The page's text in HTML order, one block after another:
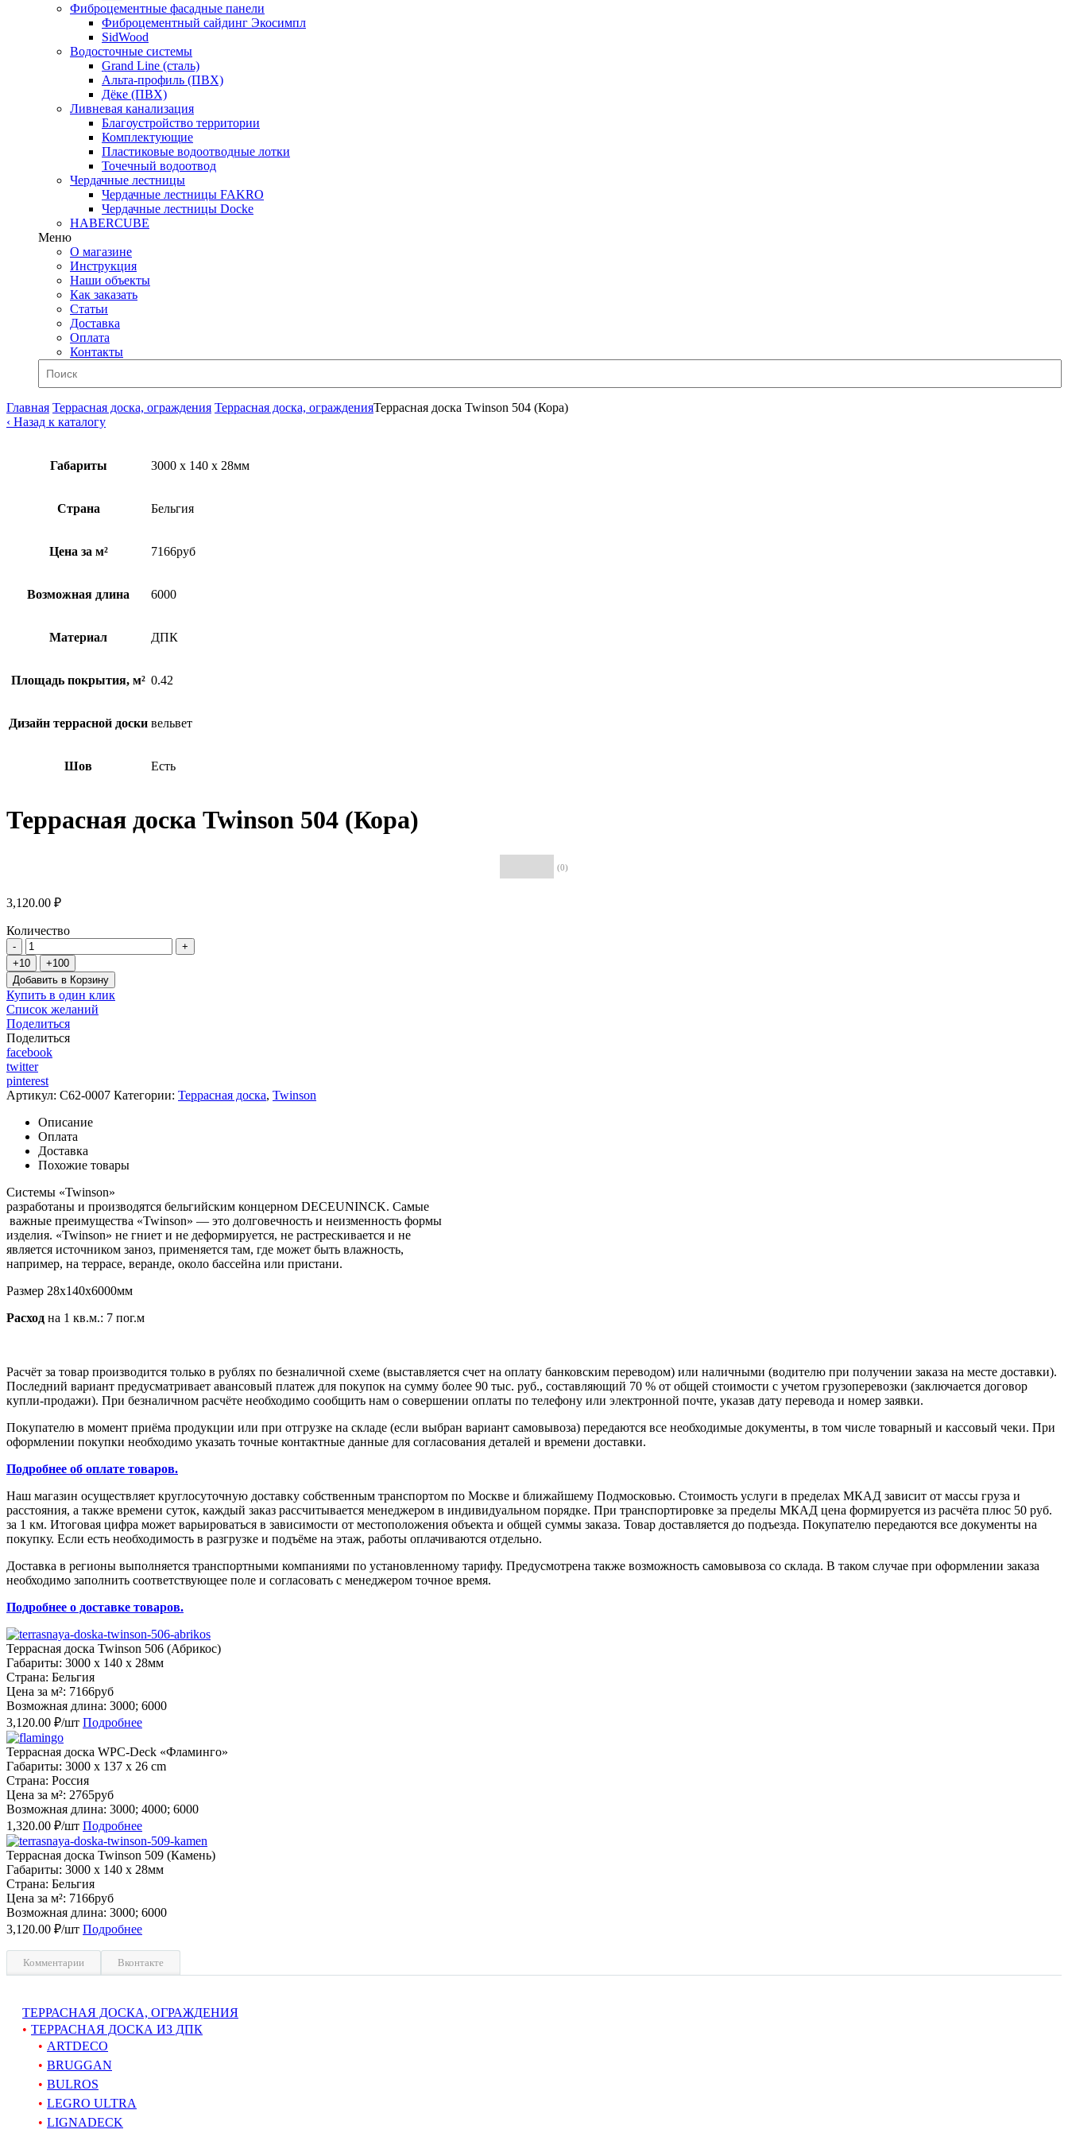
Фиброцементные фасадные панели
Фиброцементный сайдинг Экосимпл
SidWood
Водосточные системы
Grand Line (сталь)
Альта-профиль (ПВХ)
Дёке (ПВХ)
Ливневая канализация
Благоустройство территории
Комплектующие
Пластиковые водоотводные лотки
Точечный водоотвод
Чердачные лестницы
Чердачные лестницы FAKRO
Чердачные лестницы Docke
HABERCUBE
Меню
О магазине
Инструкция
Наши объекты
Как заказать
Статьи
Доставка
Оплата
Контакты
Главная Террасная доска, ограждения Террасная доска, огражденияТеррасная доска Twinson 504 (Кора)
‹ Назад к каталогу
Габариты 3000 x 140 x 28мм
Страна Бельгия
Цена за м² 7166руб
Возможная длина 6000
Материал ДПК
Площадь покрытия, м² 0.42
Дизайн террасной доски вельвет
Шов Есть
Террасная доска Twinson 504 (Кора)
(0)
3,120.00 ₽
Количество
Добавить в Корзину
Купить в один клик
Список желаний
Поделиться
Поделиться
facebook
twitter
pinterest
Артикул: C62-0007 Категории: Террасная доска, Twinson
Описание
Оплата
Доставка
Похожие товары
Системы «Twinson»
разработаны и производятся бельгийским концерном DECEUNINCK. Самые
важные преимущества «Twinson» — это долговечность и неизменность формы
изделия. «Twinson» не гниет и не деформируется, не растрескивается и не
является источником заноз, применяется там, где может быть влажность,
например, на террасе, веранде, около бассейна или пристани.
Размер 28х140х6000мм
Расход на 1 кв.м.: 7 пог.м
Расчёт за товар производится только в рублях по безналичной схеме (выставляется счет на оплату банковским переводом) или наличными (водителю при получении заказа на месте доставки).
Последний вариант предусматривает авансовый платеж для покупок на сумму более 90 тыс. руб., составляющий 70 % от общей стоимости с учетом грузоперевозки (заключается договор
купли-продажи). При безналичном расчёте необходимо сообщить нам о совершении оплаты по телефону или электронной почте, указав дату перевода и номер заявки.
Покупателю в момент приёма продукции или при отгрузке на складе (если выбран вариант самовывоза) передаются все необходимые документы, в том числе товарный и кассовый чеки. При
оформлении покупки необходимо указать точные контактные данные для согласования деталей и времени доставки.
Подробнее об оплате товаров.
Наш магазин осуществляет круглосуточную доставку собственным транспортом по Москве и ближайшему Подмосковью. Стоимость услуги в пределах МКАД зависит от массы груза и
расстояния, а также времени суток, каждый заказ рассчитывается менеджером в индивидуальном порядке. При транспортировке за пределы МКАД цена формируется из расчёта плюс 50 руб.
за 1 км. Итоговая цифра может варьироваться в зависимости от местоположения объекта и общей суммы заказа. Товар доставляется до подъезда. Покупателю передаются все документы на
покупку. Если есть необходимость в разгрузке и подъёме на этаж, работы оплачиваются отдельно.
Доставка в регионы выполняется транспортными компаниями по установленному тарифу. Предусмотрена также возможность самовывоза со склада. В таком случае при оформлении заказа
необходимо заполнить соответствующее поле и согласовать с менеджером точное время.
Подробнее о доставке товаров.
Террасная доска Twinson 506 (Абрикос)
Габариты: 3000 x 140 x 28мм
Страна: Бельгия
Цена за м²: 7166руб
Возможная длина: 3000; 6000
3,120.00 ₽/шт Подробнее
Террасная доска WPC-Deck «Фламинго»
Габариты: 3000 x 137 x 26 cm
Страна: Россия
Цена за м²: 2765руб
Возможная длина: 3000; 4000; 6000
1,320.00 ₽/шт Подробнее
Террасная доска Twinson 509 (Камень)
Габариты: 3000 x 140 x 28мм
Страна: Бельгия
Цена за м²: 7166руб
Возможная длина: 3000; 6000
3,120.00 ₽/шт Подробнее
Комментарии Вконтакте
ТЕРРАСНАЯ ДОСКА, ОГРАЖДЕНИЯ
ТЕРРАСНАЯ ДОСКА ИЗ ДПК
ARTDECO
BRUGGAN
BULROS
LEGRO ULTRA
LIGNADECK